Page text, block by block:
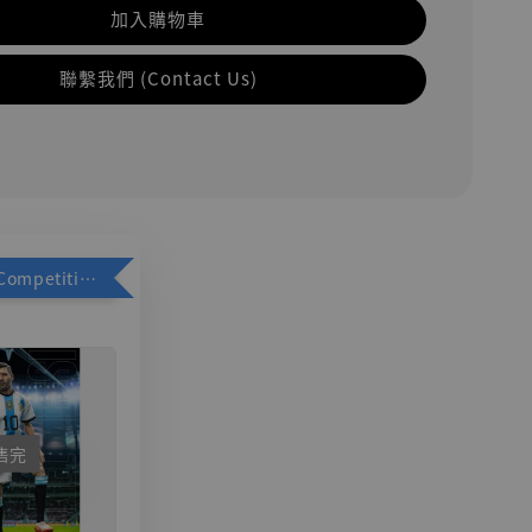
加入購物車
聯繫我們 (Contact Us)
加購優惠【Competitive Toys 梅西 [CM001]】
完